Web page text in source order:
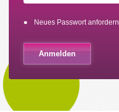
Neues Passwort anfordern